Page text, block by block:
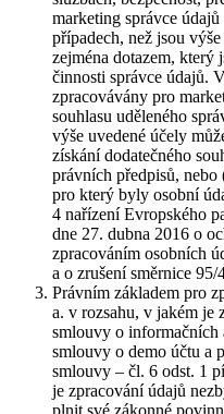
marketing správce
případech, než jsou
zejména dotazem, který
činnosti správce údajů.
zpracovávány pro
souhlasu uděleného
výše uvedené účely
získání dodatečného
právních předpisů,
pro který byly osobní
4 nařízení Evropského
dne 27. dubna 2016 o
zpracováním osobních
a o zrušení směrnice
Právním základem pro
a. v rozsahu, v jakém je
smlouvy o informačních
smlouvy o demo účtu a
smlouvy – čl. 6 odst. 1
je zpracování údajů
plnit své zákonné